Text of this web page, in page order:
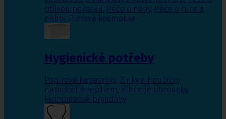
citlivou pokožku, Péče o nohy, Péče o ruce a
nehty, Pleťová kosmetika
Hygienické potřeby
Papírové kapesníky, Žínky a houbičky
napuštěné mýdlem, Vlhčené ubrousky,
Jednorázové bryndáky